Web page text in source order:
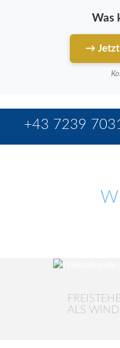
Was
→ Jetzt
+43 7239
ALS